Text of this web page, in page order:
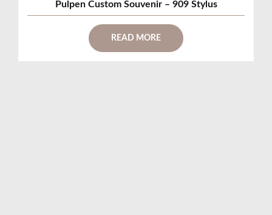
Pulpen Custom Souvenir – 909 Stylus
READ MORE